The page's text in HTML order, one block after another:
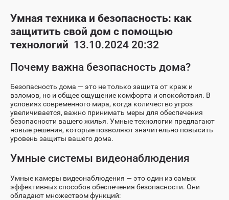
Умная техника и безопасность: как
защитить свой дом с помощью
технологий 13.10.2024 20:32
Почему важна безопасность дома?
Безопасность дома — это не только защита от краж и
взломов, но и общее ощущение комфорта и спокойствия. В
условиях современного мира, когда количество угроз
увеличивается, важно принимать меры для обеспечения
безопасности вашего жилья. Умные технологии предлагают
новые решения, которые позволяют значительно повысить
уровень защиты вашего дома.
Умные системы видеонаблюдения
Умные камеры видеонаблюдения — это один из самых
эффективных способов обеспечения безопасности. Они
обладают множеством функций: